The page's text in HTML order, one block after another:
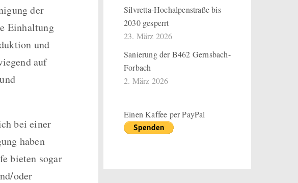
der
Einhaltung
und
auf
bei einer
haben
bieten sogar
oder
Silvretta-Hochalpenstraße bis
2030 gesperrt
23. März 2026
Sanierung der B462 Gernsbach-
Forbach
2. März 2026
Einen Kaffee per PayPal